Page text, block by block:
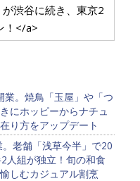
渋谷に続き、東京2
！</a>
。焼鳥「玉屋」や「つ
にホッピーからナチュ
り方をアップデート
。老舗「浅草今半」で20
人組が独立！旬の和食
しむカジュアル割烹